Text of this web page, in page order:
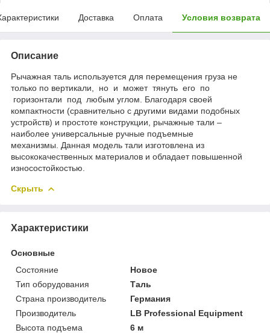
Доставка Оплата Условия возврата
Описание
Рычажная таль используется для перемещения груза не
только по вертикали, но и может тянуть его по
горизонтали под любым углом. Благодаря своей
компактности (сравнительно с другими видами подобных
устройств) и простоте конструкции, рычажные тали –
наиболее универсальные ручные подъемные
механизмы. Данная модель тали изготовлена из
высококачественных материалов и обладает повышенной
износостойкостью.
Скрыть
Характеристики
Основные
Состояние
Новое
Тип оборудования
Таль
Страна производитель
Германия
Производитель
LB Professional Equipment
Высота подъема
6 м